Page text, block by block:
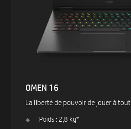
OMEN 16
La liberté de pouvoir de jouer à tout
Poids : 2,8 kg*